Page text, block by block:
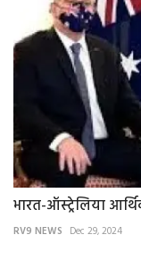
भारत-ऑस्ट्रेलिया
RV9 NEWS Dec 29, 2024